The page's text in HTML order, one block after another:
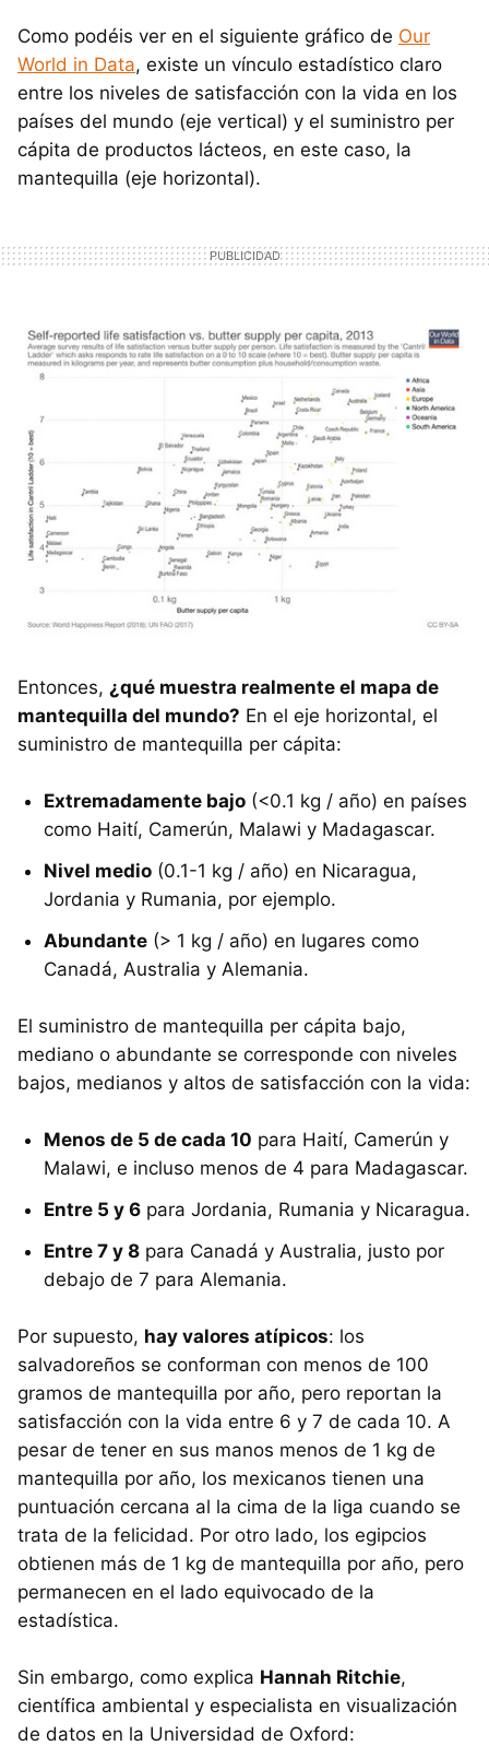
Como podéis ver en el siguiente gráfico de Our
World in Data, existe un vínculo estadístico claro
entre los niveles de satisfacción con la vida en los
países del mundo (eje vertical) y el suministro per
cápita de productos lácteos, en este caso, la
mantequilla (eje horizontal).
Entonces, ¿qué muestra realmente el mapa de
mantequilla del mundo? En el eje horizontal, el
suministro de mantequilla per cápita:
Extremadamente bajo (<0.1 kg / año) en países
como Haití, Camerún, Malawi y Madagascar.
Nivel medio (0.1-1 kg / año) en Nicaragua,
Jordania y Rumania, por ejemplo.
Abundante (> 1 kg / año) en lugares como
Canadá, Australia y Alemania.
El suministro de mantequilla per cápita bajo,
mediano o abundante se corresponde con niveles
bajos, medianos y altos de satisfacción con la vida:
Menos de 5 de cada 10 para Haití, Camerún y
Malawi, e incluso menos de 4 para Madagascar.
Entre 5 y 6 para Jordania, Rumania y Nicaragua.
Entre 7 y 8 para Canadá y Australia, justo por
debajo de 7 para Alemania.
Por supuesto, hay valores atípicos: los
salvadoreños se conforman con menos de 100
gramos de mantequilla por año, pero reportan la
satisfacción con la vida entre 6 y 7 de cada 10. A
pesar de tener en sus manos menos de 1 kg de
mantequilla por año, los mexicanos tienen una
puntuación cercana al la cima de la liga cuando se
trata de la felicidad. Por otro lado, los egipcios
obtienen más de 1 kg de mantequilla por año, pero
permanecen en el lado equivocado de la
estadística.
Sin embargo, como explica Hannah Ritchie,
científica ambiental y especialista en visualización
de datos en la Universidad de Oxford: